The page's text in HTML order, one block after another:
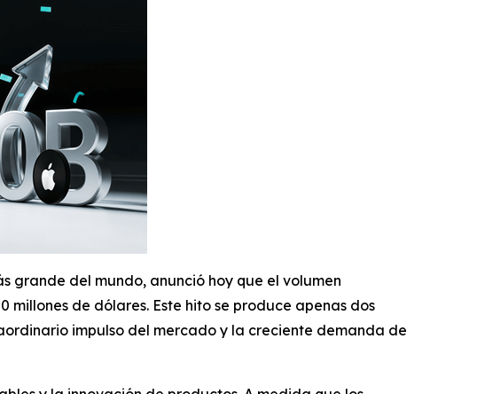
grande del mundo, anunció hoy que el volumen
de dólares. Este hito se produce apenas dos
impulso del mercado y la creciente demanda de